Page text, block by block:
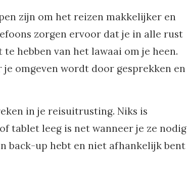
zijn om het reizen makkelijker en
zorgen ervoor dat je in alle rust
hebben van het lawaai om je heen.
omgeven wordt door gesprekken en
in je reisuitrusting. Niks is
tablet leeg is net wanneer je ze nodig
back-up hebt en niet afhankelijk bent